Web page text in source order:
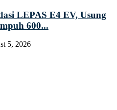
LEPAS E4 EV, Usung
600...
5, 2026